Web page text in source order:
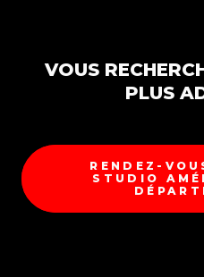
VOUS
PLUS
RENDEZ-
STUDIO